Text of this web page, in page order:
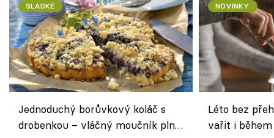
SLADKÉ
Jednoduchý borůvkový koláč s
drobenkou – vláčný moučník plný
NOVINKY
Léto bez
vařit i